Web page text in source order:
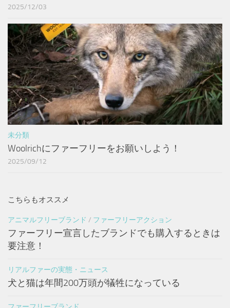
2025/12/03
未分類
Woolrichにファーフリーをお願いしよう！
2025/09/12
こちらもオススメ
アニマルフリーブランド / ファーフリーアクション
ファーフリー宣言したブランドでも購入するときは
要注意！
リアルファーの実態・ニュース
犬と猫は年間200万頭が犠牲になっている